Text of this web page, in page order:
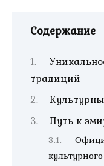
Содержание
традиций
Путь к